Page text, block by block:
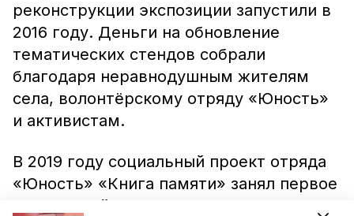
реконструкции экспозиции запустили в
2016 году. Деньги на обновление
тематических стендов собрали
благодаря неравнодушным жителям
села, волонтёрскому отряду «Юность»
и активистам.
В 2019 году социальный проект отряда
«Юность» «Книга памяти» занял первое
место в районном конкурсе, а в 2020-м